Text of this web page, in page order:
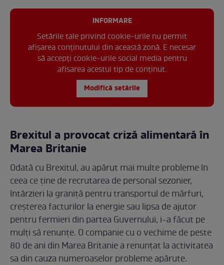
INFORMARE
Setările tale privind cookie-urile nu permit
afișarea conținutului din această zonă. E necesar
să accepți cookie-urile social media pentru
afisarea acestui tip de conținut.
Modifică setările
Brexitul a provocat criză alimentară în
Marea Britanie
Odată cu Brexitul, au apărut mai multe probleme în
ceea ce ține de recrutarea de personal sezonier,
întârzieri la graniță pentru transportul de mărfuri,
creșterea facturilor la energie sau lipsa de ajutor
pentru fermieri din partea Guvernului, i-a făcut pe
mulți să renunțe. O companie cu o vechime de peste
80 de ani din Marea Britanie a renunțat la activitatea
sa din cauza numeroaselor probleme apărute.